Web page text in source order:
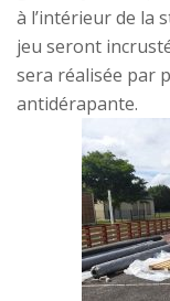
à l’intérieur de la
jeu seront
sera réalisée par
antidérapante.